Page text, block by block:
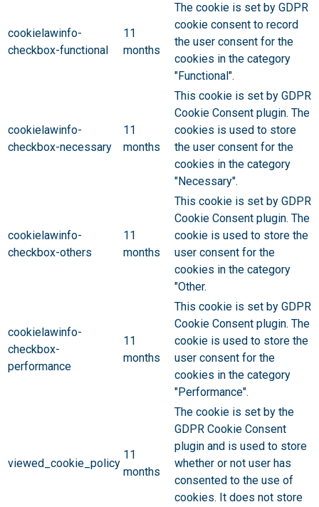
cookielawinfo-
checkbox-functional
11
months
The cookie is set by GDPR
cookie consent to record
the user consent for the
cookies in the category
"Functional".
cookielawinfo-
checkbox-necessary
11
months
This cookie is set by GDPR
Cookie Consent plugin. The
cookies is used to store
the user consent for the
cookies in the category
"Necessary".
cookielawinfo-
checkbox-others
11
months
This cookie is set by GDPR
Cookie Consent plugin. The
cookie is used to store the
user consent for the
cookies in the category
"Other.
cookielawinfo-
checkbox-
performance
11
months
This cookie is set by GDPR
Cookie Consent plugin. The
cookie is used to store the
user consent for the
cookies in the category
"Performance".
viewed_cookie_policy
11
months
The cookie is set by the
GDPR Cookie Consent
plugin and is used to store
whether or not user has
consented to the use of
cookies. It does not store